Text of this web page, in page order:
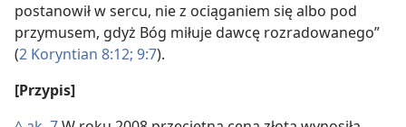
postanowił w sercu, nie z ociąganiem się albo pod
przymusem, gdyż Bóg miłuje dawcę rozradowanego”
(2 Koryntian 8:12; 9:7).
[Przypis]